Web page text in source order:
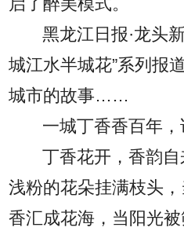
启了醉美模式。
黑龙江日报·龙头
城江水半城花”系列报
城市的故事……
一城丁香香百年，
丁香花开，香韵自
浅粉的花朵挂满枝头
香汇成花海，当阳光